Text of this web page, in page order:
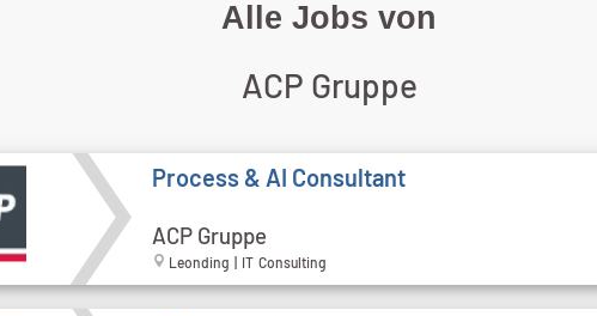
Alle Jobs von
ACP Gruppe
Process & AI Consultant
ACP Gruppe
Leonding | IT Consulting